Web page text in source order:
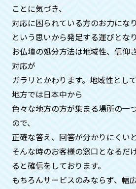
供養がどのようにされ
はできますか？
合同供養の際も、別料金
写真、動画の手配も可能
供養が済んだという証
だけますか？
はい。何時、どこで、ど
養してくれたかの証明証
ことに気づき、
対応に困られている方のお力にな
という思いから発⾜する運びとな
お仏壇の処分方法は地域性、信仰
対応が
ガラリとかわります。地域性とし
地方では日本中から
色々な地方の方が集まる場所の一
ので、
正確な答え、回答が分かりにくい
そんな時のお客様の窓口となるだ
ると確信をしております。
もちろんサービスのみならず、幅